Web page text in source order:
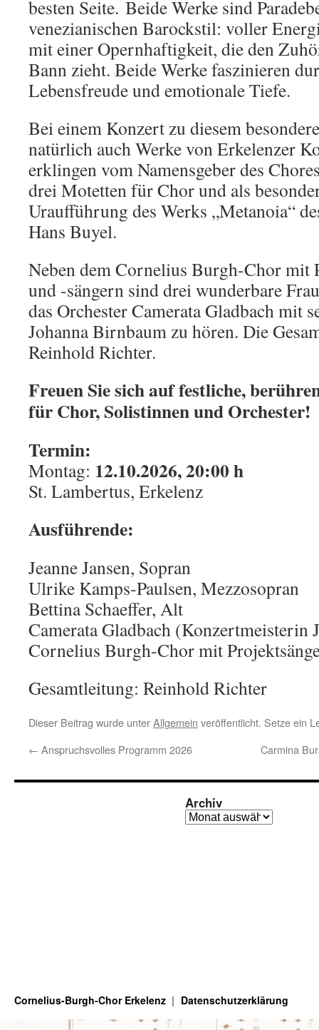
besten Seite. Beide Werke sind
venezianischen Barockstil: voller
mit einer Opernhaftigkeit, die den
Bann zieht. Beide Werke faszinieren
Lebensfreude und emotionale Tiefe.
Bei einem Konzert zu diesem
natürlich auch Werke von Erkelenzer
erklingen vom Namensgeber des
drei Motetten für Chor und als
Uraufführung des Werks „Metanoia“
Hans Buyel.
Neben dem Cornelius Burgh-Chor mit
und -sängern sind drei wunderbare
das Orchester Camerata Gladbach mit
Johanna Birnbaum zu hören. Die
Reinhold Richter.
Freuen Sie sich auf festliche,
für Chor, Solistinnen und Orchester!
Termin:
Montag: 12.10.2026, 20:00 h
St. Lambertus, Erkelenz
Ausführende:
Jeanne Jansen, Sopran
Ulrike Kamps-Paulsen, Mezzosopran
Bettina Schaeffer, Alt
Camerata Gladbach (Konzertmeisterin
Cornelius Burgh-Chor mit
Gesamtleitung: Reinhold Richter
Dieser Beitrag wurde unterAllgemein veröffentlicht. Setze ein
← Anspruchsvolles Programm 2026 Carmina
Archiv
Archiv
Cornelius-Burgh-Chor Erkelenz Datenschutzerklärung